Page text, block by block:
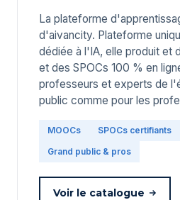
La plateforme
d'aivancity. Plateforme
dédiée à l'IA, elle produit et
et des SPOCs 100 % en
professeurs et experts de
public comme pour les
MOOCs
SPOCs certifiants
Grand public & pros
Voir le catalogue